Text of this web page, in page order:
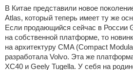
В Китае представили новое
Atlas, который теперь имеет ту же
Если продающийся сейчас в России
на собственной платформе, то
на архитектуру CMA (Compact
разработала Volvo. Эта же
XC40 и Geely Tugella. У себя на